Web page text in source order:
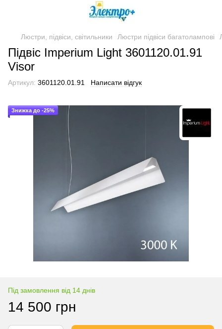
Люстри, підвіси, світильники Люстри підвіси багатолампові
Підвіс Imperium Light 3601120.01.91
Visor
Артикул: 3601120.01.91 Написати відгук
Знижка до -25%
Під замовлення від 14 днів
14 500 грн